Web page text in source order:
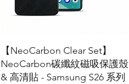
快速瀏覽
【NeoCarbon Clear Set】
NeoCarbon碳纖紋磁吸保護殼
& 高清貼 - Samsung S26 系列